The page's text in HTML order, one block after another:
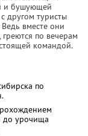
и бушующей
другом туристы
вместе они
по вечерам
командой.
по
до урочища